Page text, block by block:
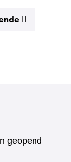
resultaten
geopend